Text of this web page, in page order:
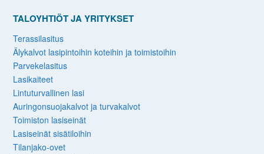
TALOYHTIÖT JA YRITYKSET
Terassilasitus
Älykalvot lasipintoihin koteihin ja toimistoihin
Parvekelasitus
Lasikaiteet
Lintuturvallinen lasi
Auringonsuojakalvot ja turvakalvot
Toimiston lasiseinät
Lasiseinät sisätiloihin
Tilanjako-ovet